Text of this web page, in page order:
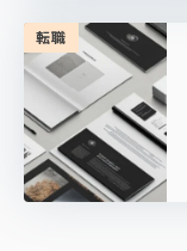
転職